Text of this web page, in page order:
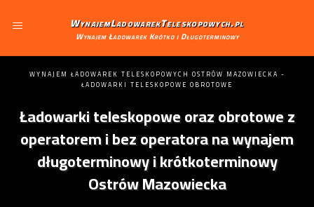
WynajemLadowarekTeleskopowych.pl
Wynajem Ładowarek Krótko i Długoterminowy
WYNAJEM ŁADOWAREK TELESKOPOWYCH OSTRÓW MAZOWIECKA -
ŁADOWARKI TELESKOPOWE OBROTOWE
Ładowarki teleskopowe oraz obrotowe z
operatorem i bez operatora na wynajem
długoterminowy i krótkoterminowy
Ostrów Mazowiecka